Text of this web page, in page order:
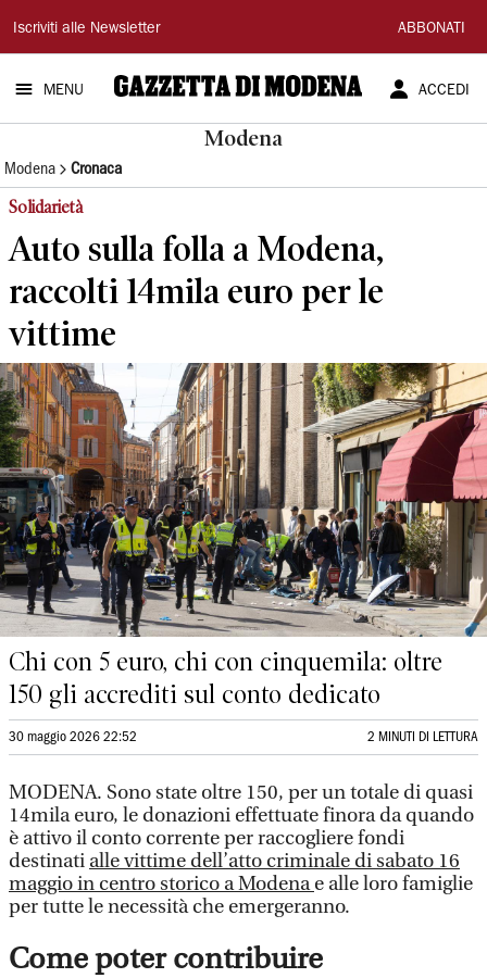
Gazzetta
di
Modena
Iscriviti alle Newsletter ABBONATI
MENU ACCEDI
Modena
Modena Cronaca
Solidarietà
Auto sulla folla a Modena,
raccolti 14mila euro per le
vittime
Chi con 5 euro, chi con cinquemila: oltre
150 gli accrediti sul conto dedicato
30 maggio 2026 22:52 2 MINUTI DI LETTURA
MODENA. Sono state oltre 150, per un totale di quasi
14mila euro, le donazioni effettuate finora da quando
è attivo il conto corrente per raccogliere fondi
destinati alle vittime dell’atto criminale di sabato 16
maggio in centro storico a Modenae alle loro famiglie
per tutte le necessità che emergeranno.
Come poter contribuire